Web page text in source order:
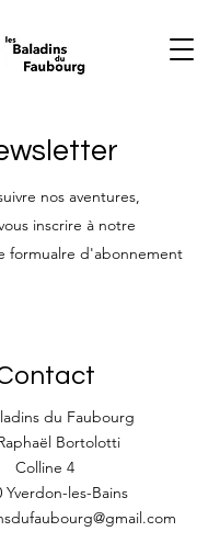
nos aventures,
inscrire à notre
formualre d'abonnement
du Faubourg
Bortolotti
Colline 4
Yverdon-les-Bains